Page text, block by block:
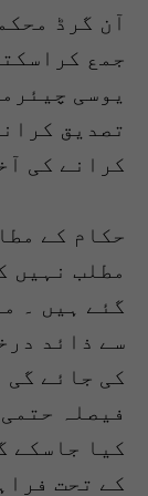
آن گرڈ
جمع
یوسی
تصدیق
کرانے کی آخری
حکام کے
مطلب نہیں
سے ذائد
کی جائے گی
فیصلہ
کیا جاسکے
کے تحت